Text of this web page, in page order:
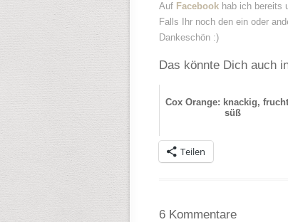
Auf Facebook hab ich bereits
Falls Ihr noch den ein oder
Dankeschön :)
Das könnte Dich auch
Cox Orange: knackig,
süß
Teilen
6 Kommentare